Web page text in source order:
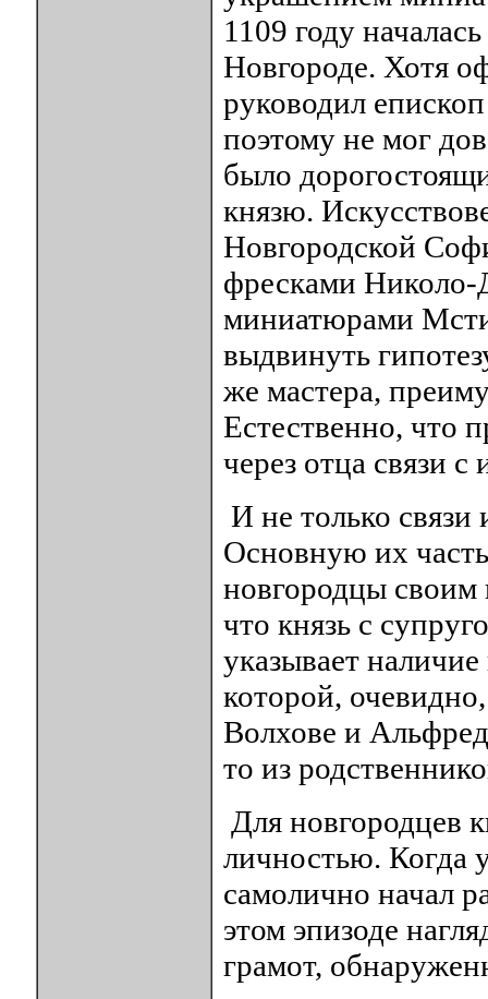
1109 году
Новгороде. Хотя
руководил
поэтому не мог
было
князю.
Новгородской
фресками Николо-
миниатюрами
выдвинуть
же мастера,
Естественно, что
через отца связи с
И не только
Основную их
новгородцы
что князь с
указывает
которой,
Волхове и
то из
Для новгородцев
личностью. Когда
самолично начал
этом эпизоде
грамот,